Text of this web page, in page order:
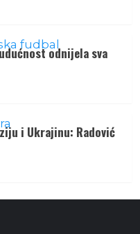
odnijela sva
i Ukrajinu: Radović